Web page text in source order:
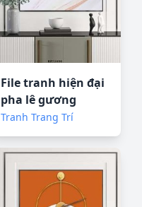
File tranh hiện đại
pha lê gương
KF72690
Tranh Trang Trí